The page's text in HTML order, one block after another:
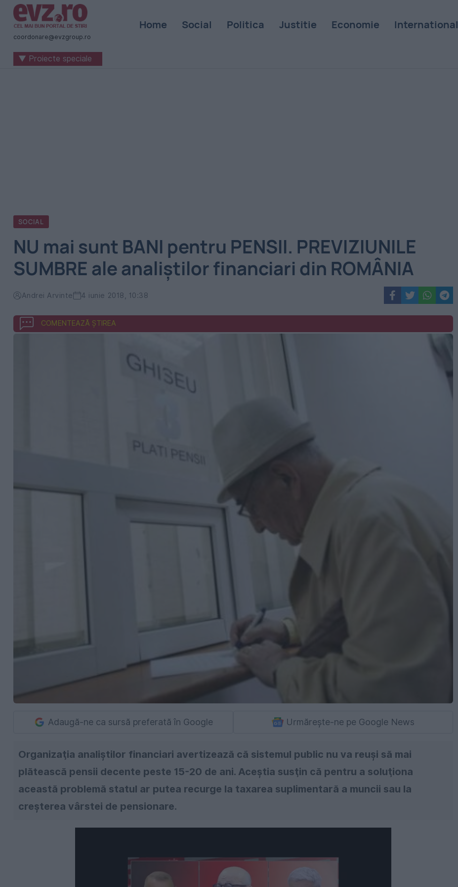
Știri
naționale
internaționale
coordonare@evzgroup.ro
Home Social Politica Justitie Economie International
▼ Proiecte speciale
SOCIAL
NU mai sunt BANI pentru PENSII. PREVIZIUNILE
SUMBRE ale analiștilor financiari din ROMÂNIA
Andrei Arvinte 4 iunie 2018, 10:38
COMENTEAZĂ ȘTIREA
Adaugă-ne ca sursă preferată în Google Urmărește-ne pe Google News
Organizaţia analiştilor financiari avertizează că sistemul public nu va reuşi să mai
plătească pensii decente peste 15-20 de ani. Aceştia susţin că pentru a soluţiona
această problemă statul ar putea recurge la taxarea suplimentară a muncii sau la
creşterea vârstei de pensionare.